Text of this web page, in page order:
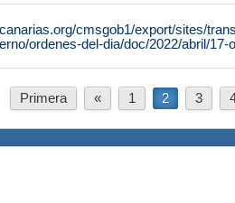
cmsgob1/export/sites/
ordenes-del-dia/doc/2022/abril/17-
Primera « 1 2 3